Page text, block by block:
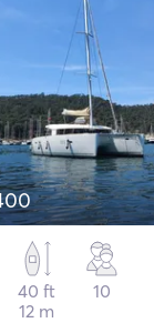
40 ft
12 m
10